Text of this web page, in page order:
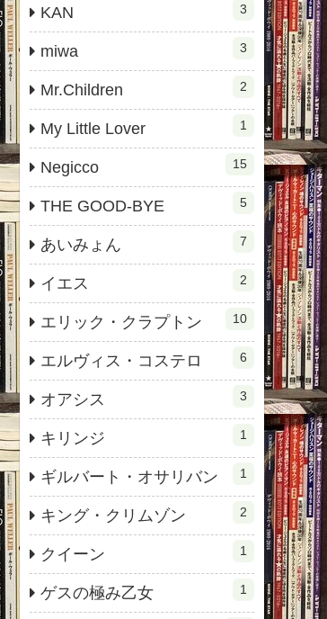
KAN 3
miwa 3
Mr.Children 2
My Little Lover 1
Negicco 15
THE GOOD-BYE 5
あいみょん 7
イエス 2
エリック・クラプトン 10
エルヴィス・コステロ 6
オアシス 3
キリンジ 1
ギルバート・オサリバン 1
キング・クリムゾン 2
クイーン 1
ゲスの極み乙女 1